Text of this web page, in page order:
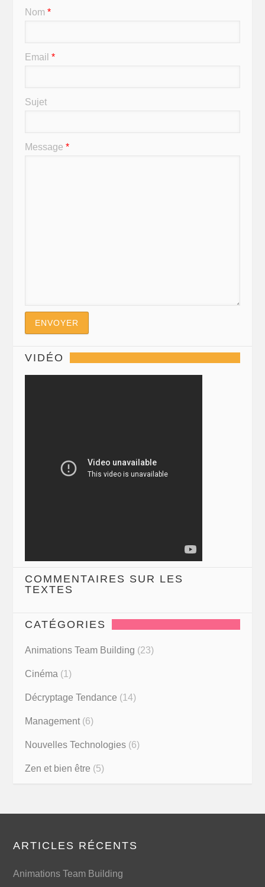
Nom*
Email*
Sujet
Message*
VIDÉO
COMMENTAIRES SUR LES
TEXTES
CATÉGORIES
Animations Team Building (23)
Cinéma (1)
Décryptage Tendance (14)
Management (6)
Nouvelles Technologies (6)
Zen et bien être (5)
ARTICLES RÉCENTS
Animations Team Building